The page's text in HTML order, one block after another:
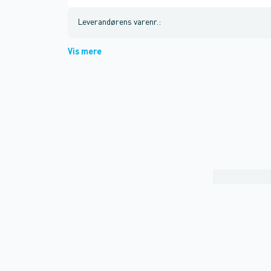
Leverandørens varenr. :
Vis mere